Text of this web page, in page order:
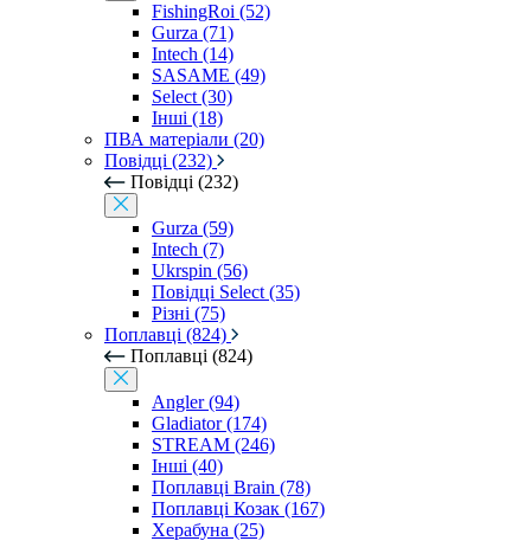
FishingRoi (52)
Gurza (71)
Intech (14)
SASAME (49)
Select (30)
Інші (18)
ПВА матеріали (20)
Повідці (232)
Повідці (232)
Gurza (59)
Intech (7)
Ukrspin (56)
Повідці Select (35)
Різні (75)
Поплавці (824)
Поплавці (824)
Angler (94)
Gladiator (174)
STREAM (246)
Інші (40)
Поплавці Brain (78)
Поплавці Козак (167)
Херабуна (25)